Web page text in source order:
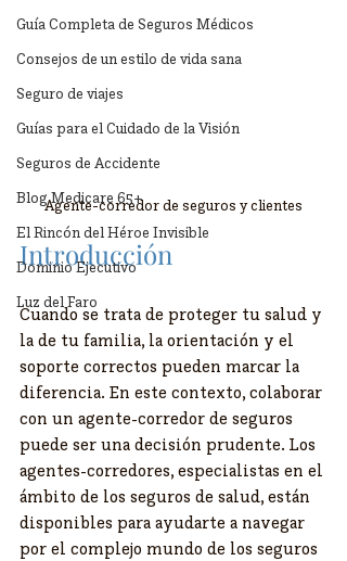
Guía Completa de Seguros Médicos
Consejos de un estilo de vida sana
Seguro de viajes
Guías para el Cuidado de la Visión
Seguros de Accidente
Blog Medicare 65+
El Rincón del Héroe Invisible
Dominio Ejecutivo
Luz del Faro
Agente-corredor de seguros y clientes
Introducción
Cuando se trata de proteger tu salud y
la de tu familia, la orientación y el
soporte correctos pueden marcar la
diferencia. En este contexto, colaborar
con un agente-corredor de seguros
puede ser una decisión prudente. Los
agentes-corredores, especialistas en el
ámbito de los seguros de salud, están
disponibles para ayudarte a navegar
por el complejo mundo de los seguros